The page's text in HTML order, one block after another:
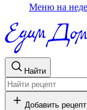
Меню на
Найти
Добавить рецепт